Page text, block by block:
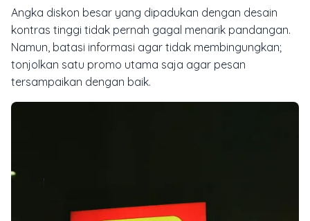
Angka diskon besar yang dipadukan dengan desain
kontras tinggi tidak pernah gagal menarik pandangan.
Namun, batasi informasi agar tidak membingungkan;
tonjolkan satu promo utama saja agar pesan
tersampaikan dengan baik.